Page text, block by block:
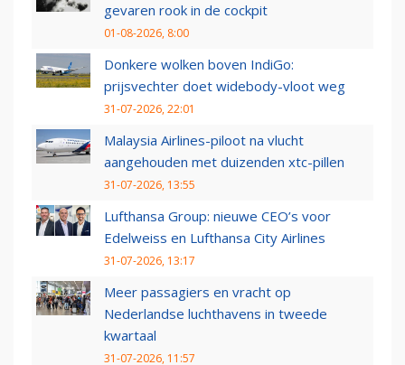
gevaren rook in de cockpit
01-08-2026, 8:00
Donkere wolken boven IndiGo:
prijsvechter doet widebody-vloot weg
31-07-2026, 22:01
Malaysia Airlines-piloot na vlucht
aangehouden met duizenden xtc-pillen
31-07-2026, 13:55
Lufthansa Group: nieuwe CEO’s voor
Edelweiss en Lufthansa City Airlines
31-07-2026, 13:17
Meer passagiers en vracht op
Nederlandse luchthavens in tweede
kwartaal
31-07-2026, 11:57